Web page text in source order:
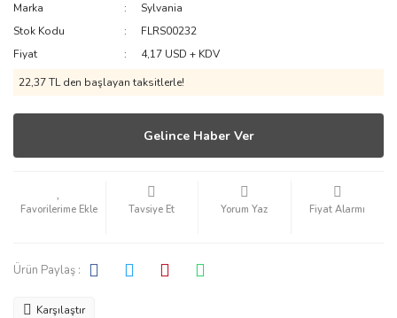
Marka
Sylvania
Stok Kodu
FLRS00232
Fiyat
4,17 USD + KDV
22,37 TL den başlayan taksitlerle!
Gelince Haber Ver
Tavsiye Et Yorum Yaz Fiyat Alarmı
Ürün Paylaş :
Karşılaştır